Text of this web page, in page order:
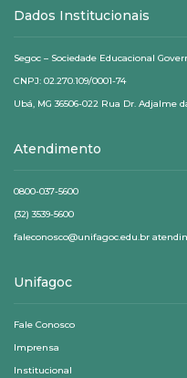
Dados Institucionais
Segoc – Sociedade Educacional
CNPJ: 02.270.109/0001-74
Ubá, MG 36506-022 Rua Dr. Adjalme
Atendimento
0800-037-5600
(32) 3539-5600
faleconosco@unifagoc.edu.br
Unifagoc
Fale Conosco
Imprensa
Institucional